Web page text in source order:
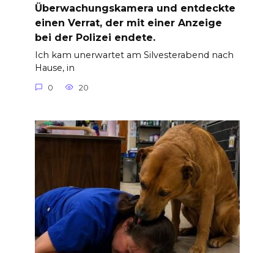
Überwachungskamera und entdeckte
einen Verrat, der mit einer Anzeige
bei der Polizei endete.
Ich kam unerwartet am Silvesterabend nach
Hause, in
0 20